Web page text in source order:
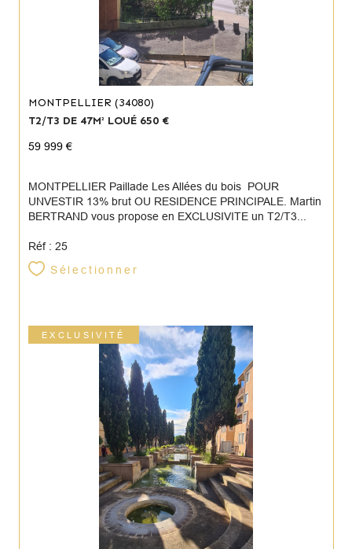
MONTPELLIER (34080)
T2/T3 DE 47M² LOUÉ 650 €
59 999 €
MONTPELLIER Paillade Les Allées du bois POUR
UNVESTIR 13% brut OU RESIDENCE PRINCIPALE. Martin
BERTRAND vous propose en EXCLUSIVITE un T2/T3...
Réf : 25
Sélectionner
EXCLUSIVITÉ